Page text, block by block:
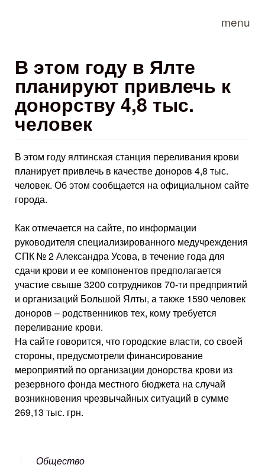
menu
В этом году в Ялте
планируют привлечь к
донорству 4,8 тыс.
человек
В этом году ялтинская станция переливания крови
планирует привлечь в качестве доноров 4,8 тыс.
человек. Об этом сообщается на официальном сайте
города.
Как отмечается на сайте, по информации
руководителя специализированного медучреждения
СПК № 2 Александра Усова, в течение года для
сдачи крови и ее компонентов предполагается
участие свыше 3200 сотрудников 70-ти предприятий
и организаций Большой Ялты, а также 1590 человек
доноров – родственников тех, кому требуется
переливание крови.
На сайте говорится, что городские власти, со своей
стороны, предусмотрели финансирование
мероприятий по организации донорства крови из
резервного фонда местного бюджета на случай
возникновения чрезвычайных ситуаций в сумме
269,13 тыс. грн.
Общество